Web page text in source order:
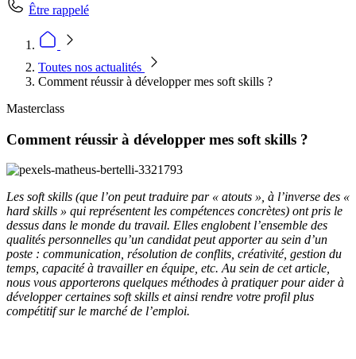
Être rappelé
Toutes nos actualités
Comment réussir à développer mes soft skills ?
Masterclass
Comment réussir à développer mes soft skills ?
Les soft skills (que l’on peut traduire par « atouts », à l’inverse des «
hard skills » qui représentent les compétences concrètes) ont pris le
dessus dans le monde du travail. Elles englobent l’ensemble des
qualités personnelles qu’un candidat peut apporter au sein d’un
poste : communication, résolution de conflits, créativité, gestion du
temps, capacité à travailler en équipe, etc. Au sein de cet article,
nous vous apporterons quelques méthodes à pratiquer pour aider à
développer certaines soft skills et ainsi rendre votre profil plus
compétitif sur le marché de l’emploi.